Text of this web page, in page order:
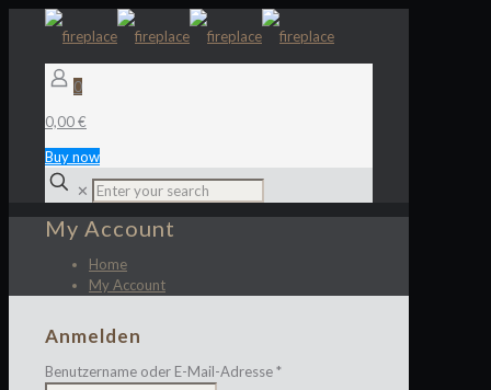
0
0,00 €
Buy now
✕
My Account
Home
My Account
Anmelden
Benutzername oder E-Mail-Adresse*Erforderlich